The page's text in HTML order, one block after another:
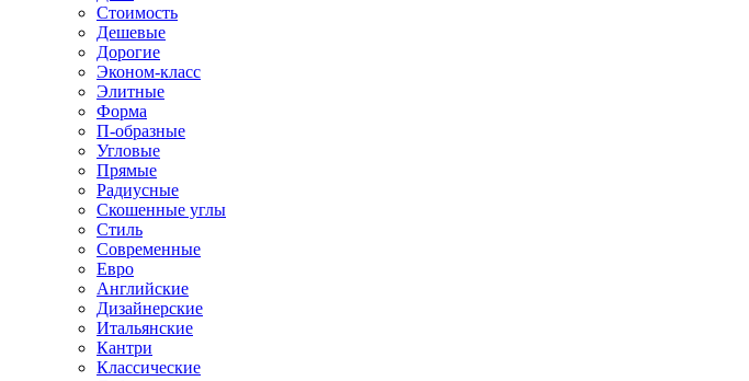
Стоимость
Дешевые
Дорогие
Эконом-класс
Элитные
Форма
П-образные
Угловые
Прямые
Радиусные
Скошенные углы
Стиль
Современные
Евро
Английские
Дизайнерские
Итальянские
Кантри
Классические